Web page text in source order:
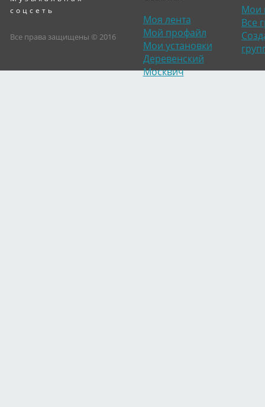
соцсеть
Все права защищены © 2016
Моя лента
Мой профайл
Мои установки
Деревенский
Москвич
Мои
Все